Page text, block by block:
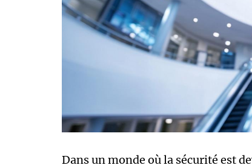
Dans un monde où la sécurité est